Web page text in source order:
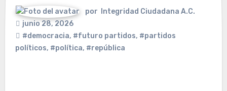
por
Integridad Ciudadana A.C.
junio 28, 2026
#democracia, #futuro partidos, #partidos
políticos, #política, #república